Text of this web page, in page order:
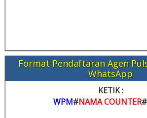
Format Pendaftaran Agen
WhatsApp
KETIK :
WPM#NAMA COUNTER#